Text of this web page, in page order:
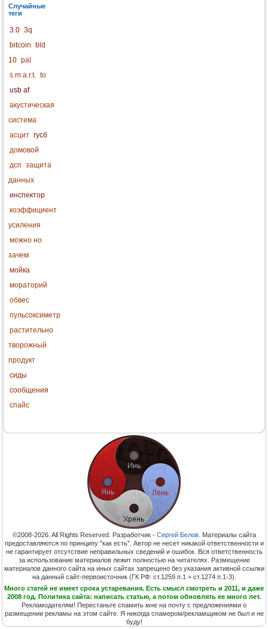
Случайные
теги
3.0 3q
bitcoin
bld
10 pal
s.m.a.r.t. to
usb af
акустическая
система
асцит гусб
домовой
дсп защита
данных
инспектор
коэффициент
усиления
можно но
зачем
мойка
мораторий
обвес
пульсоксиметр
растительно
творожный
продукт
сиды
сообщения
спайс
©2008-2026. All Rights Reserved. Разработчик - Сергей Белов. Материалы сайта
предоставляются по принципу "как есть". Автор не несет никакой ответственности и
не гарантирует отсутствие неправильных сведений и ошибок. Вся ответственность
за использование материалов лежит полностью на читателях. Размещение
материалов данного сайта на иных сайтах запрещено без указания активной ссылки
на данный сайт-первоисточник (ГК РФ: ст.1259 п.1 + ст.1274 п.1-3).
Много статей не имеет срока устаревания. Есть смысл смотреть и 2011, и даже
2008 год. Политика сайта: написать статью, а потом обновлять ее много лет.
Рекламодателям! Перестаньте спамить мне на почту с предложениями о
размещении рекламы на этом сайте. Я никогда спамером/рекламщиком не был и не
буду!